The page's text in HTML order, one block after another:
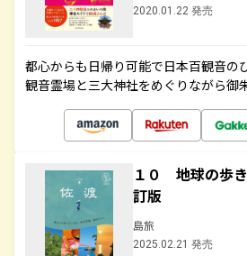
2020.01.22 発売
都心からも日帰り可能で日本百観音の
観音霊場と三大神社をめぐりながら御
１０ 地球の
訂版
島旅
2025.02.21 発売